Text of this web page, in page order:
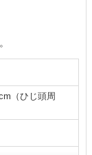
（ひじ頭周